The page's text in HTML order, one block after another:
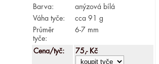
Barva:
anýzová bílá
Váha tyče:
cca 91 g
Průměr
tyče:
6-7 mm
Cena/tyč: 75,- Kč